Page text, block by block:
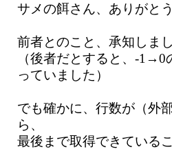
サメの餌さん、ありがと
前者とのこと、承知しま
（後者だとすると、-
っていました）
でも確かに、行数が（外
ら、
最後まで取得できている